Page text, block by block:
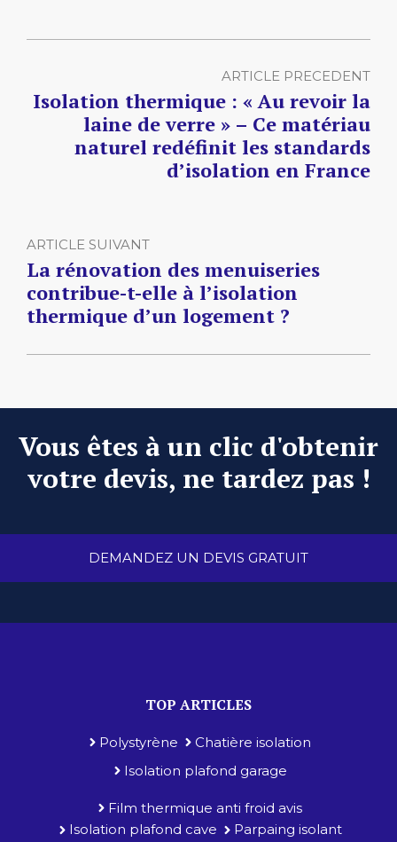
ARTICLE PRECEDENT
Isolation thermique : « Au revoir la
laine de verre » – Ce matériau
naturel redéfinit les standards
d’isolation en France
ARTICLE SUIVANT
La rénovation des menuiseries
contribue-t-elle à l’isolation
thermique d’un logement ?
Vous êtes à un clic d'obtenir
votre devis, ne tardez pas !
DEMANDEZ UN DEVIS GRATUIT
TOP ARTICLES
Polystyrène
Chatière isolation
Isolation plafond garage
Film thermique anti froid avis
Isolation plafond cave
Parpaing isolant